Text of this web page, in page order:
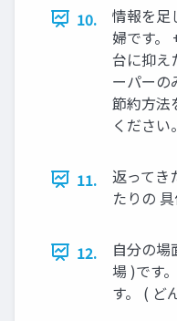
10.
情報を足
婦です。
台に抑え
ーパーの
節約方法
ください。
11.
返ってき
たりの
12.
自分の場
場 )です
す。 ( ど